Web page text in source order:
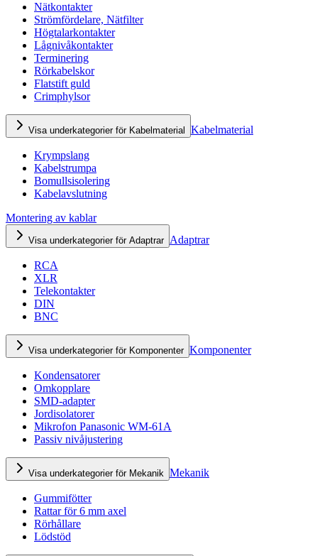
Nätkontakter
Strömfördelare, Nätfilter
Högtalarkontakter
Lågnivåkontakter
Terminering
Rörkabelskor
Flatstift guld
Crimphylsor
Visa underkategorier för Kabelmaterial Kabelmaterial
Krympslang
Kabelstrumpa
Bomullsisolering
Kabelavslutning
Montering av kablar
Visa underkategorier för Adaptrar Adaptrar
RCA
XLR
Telekontakter
DIN
BNC
Visa underkategorier för Komponenter Komponenter
Kondensatorer
Omkopplare
SMD-adapter
Jordisolatorer
Mikrofon Panasonic WM-61A
Passiv nivåjustering
Visa underkategorier för Mekanik Mekanik
Gummifötter
Rattar för 6 mm axel
Rörhållare
Lödstöd